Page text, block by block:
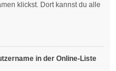
klickst. Dort kannst du alle
in der Online-Liste